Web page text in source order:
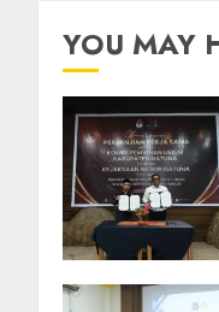
YOU MAY